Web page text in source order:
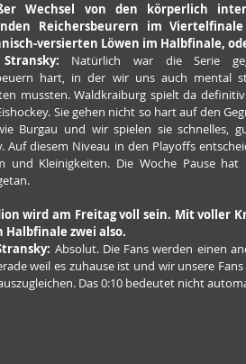
Wechsel von den körperlich
Reichersbeurern im
versierten Löwen im Halbfinale,
Natürlich war die Serie
hart, in der wir uns auch mental
mussten. Waldkraiburg spielt da
Sie gehen nicht so hart auf den
Burgau und wir spielen sie schnelles,
Auf diesem Niveau in den Playoffs
und Kleinigkeiten. Die Woche Pause hat
wird am Freitag voll sein. Mit voller
Halbfinale zwei also.
Absolut. Die Fans werden einen
weil es zuhause ist und wir unsere
Das 0:10 bedeutet nicht